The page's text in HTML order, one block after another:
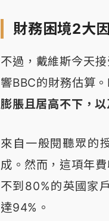
財務困境2大
不過，戴維斯今天
響BBC的財務估算
膨脹且居高不下，
來自一般閱聽眾的
成。然而，這項年
不到80%的英國家
達94%。